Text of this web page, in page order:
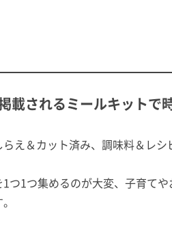
載されるミールキットで
らえ＆カット済み、調味料＆レ
つ1つ集めるのが大変、子育て